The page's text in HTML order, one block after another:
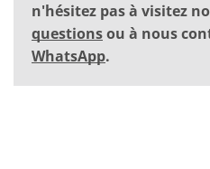
n'hésitez pas à visitez
questionsou à nous
WhatsApp.